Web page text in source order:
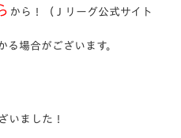
から！
（Ｊリーグ公式サイト
場合がございます。
いました！